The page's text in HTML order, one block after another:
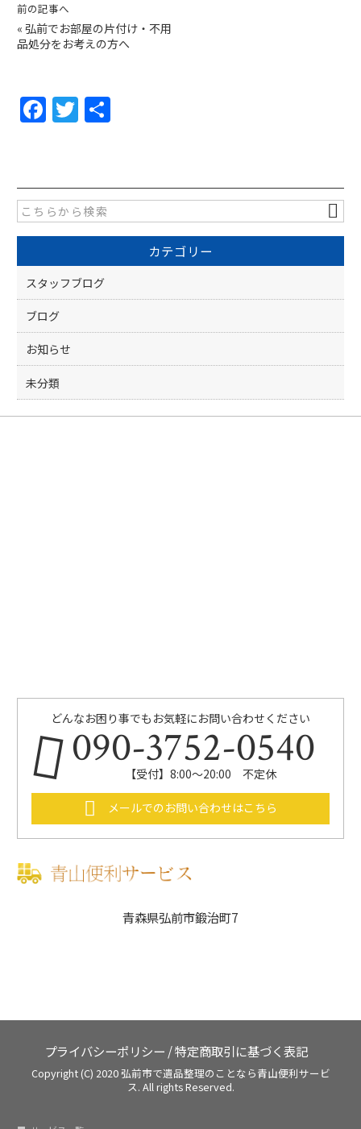
前の記事へ
« 弘前でお部屋の片付け・不用
品処分をお考えの方へ
F
e
b
o
o
k
T
er
カテゴリー
スタッフブログ
ブログ
お知らせ
未分類
青森県弘前市鍛治町7
どんなお困り事でもお気軽にお問い合わせください
090-3752-0540
【受付】8:00～20:00 不定休
メールでのお問い合わせはこちら
プライバシーポリシー /特定商取引に基づく表記
Copyright (C) 2020弘前市で遺品整理のことなら青山便利サービ
ス. All rights Reserved.